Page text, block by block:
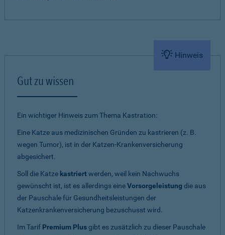
Hinweis
Gut zu wissen
Ein wichtiger Hinweis zum Thema Kastration:
Eine Katze aus medizinischen Gründen zu kastrieren (z. B.
wegen Tumor), ist in der Katzen-Krankenversicherung
abgesichert.
Soll die Katze kastriertwerden, weil kein Nachwuchs
gewünscht ist, ist es allerdings eineVorsorgeleistung die aus
der Pauschale für Gesundheitsleistungen der
Katzenkrankenversicherung bezuschusst wird.
Im Tarif Premium Plusgibt es zusätzlich zu dieser Pauschale